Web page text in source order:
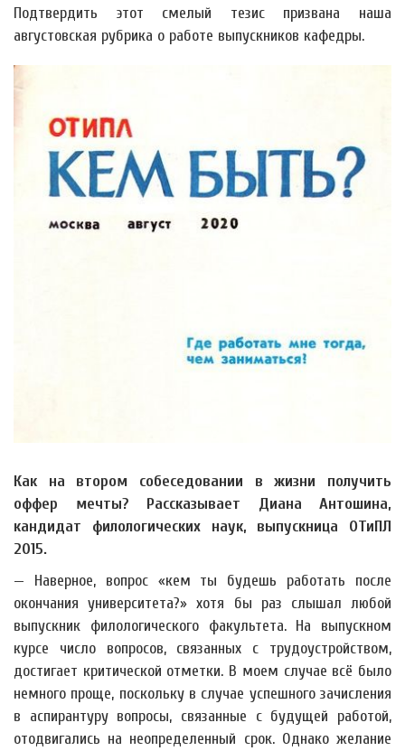
Подтвердить этот смелый тезис призвана наша
августовская рубрика о работе выпускников кафедры.
Как на втором собеседовании в жизни получить
оффер мечты? Рассказывает Диана Антошина,
кандидат филологических наук, выпускница ОТиПЛ
2015.
— Наверное, вопрос «кем ты будешь работать после
окончания университета?» хотя бы раз слышал любой
выпускник филологического факультета. На выпускном
курсе число вопросов, связанных с трудоустройством,
достигает критической отметки. В моем случае всё было
немного проще, поскольку в случае успешного зачисления
в аспирантуру вопросы, связанные с будущей работой,
отодвигались на неопределенный срок. Однако желание